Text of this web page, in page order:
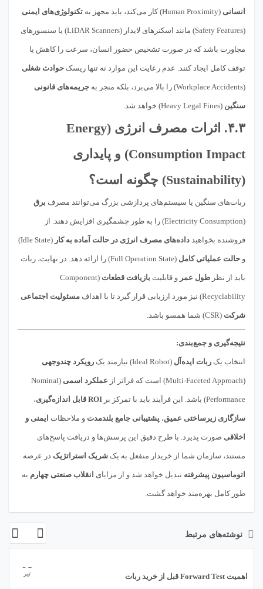
انسانی (Human Proximity) کار می‌کند، باید مجهز به تکنولوژی‌های ایمنی
(Safety Features) مانند اسکنرهای لایدار (LiDAR Scanners) یا سنسورهای
مجاورت باشد که در صورت تشخیص حضور انسان، سرعت را کاهش یا
توقف کامل ایجاد کنند. عدم رعایت این موارد نه تنها ریسک حوادث شغلی
(Workplace Accidents) را بالا می‌برد، بلکه منجر به جریمه‌های قانونی
سنگین (Heavy Legal Fines) خواهد شد.
۴.۳. اثرات مصرف انرژی (Energy
Consumption Impact) و
پایداری
(Sustainability) چگونه است؟
ربات‌های سنگین یا سیستم‌های پردازشی بزرگ می‌توانند مصرف برق
(Electricity Consumption) را به طور چشمگیری افزایش دهند. از
فروشنده بخواهید داده‌های مصرف انرژی در حالت آماده به کار (Idle State)
و حالت عملیاتی کامل (Full Operation State) را ارائه دهد. در نهایت، ربات
باید از نظر طول عمر و قابلیت بازیافت قطعات (Component
Recyclability) نیز مورد ارزیابی قرار گیرد تا با اهداف مسئولیت اجتماعی
شرکت (CSR) شما همسو باشد.
نتیجه‌گیری و جمع‌بندی:
انتخاب یک ربات ایده‌آل (Ideal Robot) نیازمند یک رویکرد چندوجهی
(Multi-Faceted Approach) است که فراتر از عملکرد اسمی (Nominal
Performance) باشد. این فرآیند باید با تمرکز بر ROI قابل اندازه‌گیری ،
سازگاری زیرساختی عمیق، پشتیبانی جامع بلندمدت و ملاحظات ایمنی و
اخلاقی صورت پذیرد. با طرح دقیق این پرسش‌ها و دریافت پاسخ‌های
مستند، سازمان شما از خریدار منفعل به یک شریک استراتژیک در عرصه
اتوماسیون پیشرفته تبدیل خواهد شد و از مزایای انقلاب صنعتی چهارم به
طور کامل بهره‌مند خواهد گشت.
نوشته‌های مرتبط
اهمیت Forward Test قبل از خرید ربات تیر